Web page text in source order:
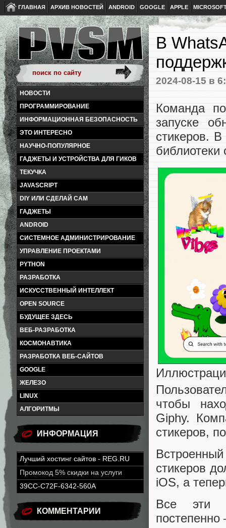
ГЛАВНАЯ АРХИВ НОВОСТЕЙ ANDROID GOOGLE APPLE
НОВОСТИ
ПРОГРАММИРОВАНИЕ
ИНФОРМАЦИОННАЯ БЕЗОПАСНОСТЬ
ЭТО ИНТЕРЕСНО
НАУЧНО-ПОПУЛЯРНОЕ
ГАДЖЕТЫ И УСТРОЙСТВА ДЛЯ ГИКОВ
ТЕКУЧКА
JAVASCRIPT
DIY ИЛИ СДЕЛАЙ САМ
ГАДЖЕТЫ
ANDROID
СИСТЕМНОЕ АДМИНИСТРИРОВАНИЕ
УПРАВЛЕНИЕ ПРОЕКТАМИ
PYTHON
РАЗРАБОТКА
ИСКУССТВЕННЫЙ ИНТЕЛЛЕКТ
OPEN SOURCE
БУДУЩЕЕ ЗДЕСЬ
ВЕБ-РАЗРАБОТКА
КОСМОНАВТИКА
РАЗРАБОТКА ВЕБ-САЙТОВ
GOOGLE
ЖЕЛЕЗО
LINUX
АЛГОРИТМЫ
ИНФОРМАЦИЯ
Лучший хостинг сайтов - REG.RU
Промокод 5% скидки на услуги
39CC-C72F-6342-560A
КОММЕНТАРИИ
В
2024-08-15 в
Команда
запуске
стикеров. В
библиотеки
чтобы
Giphy.
стикеров,
стикеров
iOS, а
Все эти
постепенно